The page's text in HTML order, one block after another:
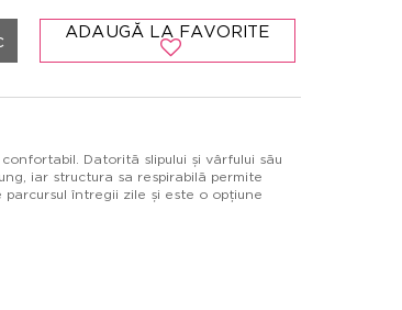
ADAUGĂ LA FAVORITE
Datorită slipului și vârfului său
iar structura sa respirabilă permite
întregii zile și este o opțiune